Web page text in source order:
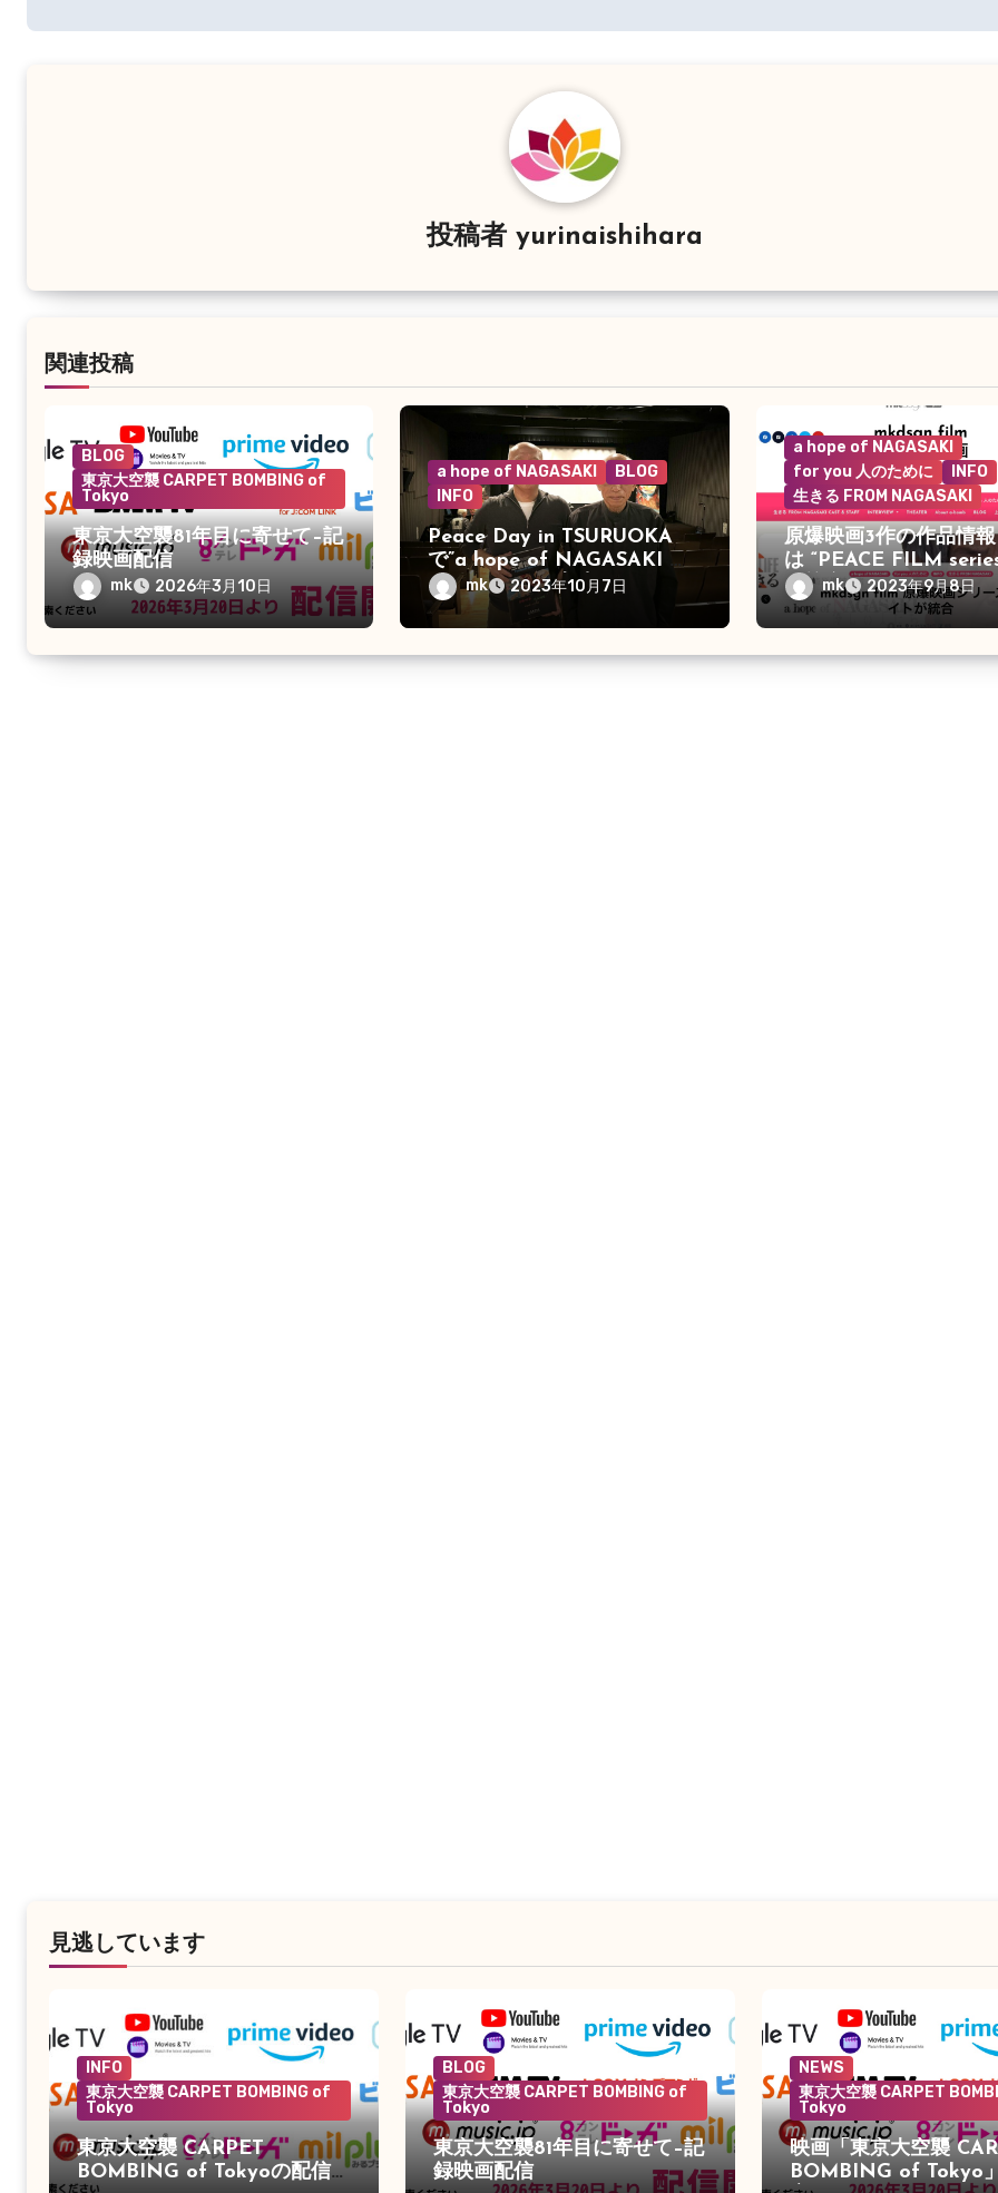
ナ
投稿者 yurinaishihara
関連投稿
BLOG
東京大空襲 CARPET BOMBING of
Tokyo
東京大空襲81年目に寄せて–記
録映画配信
mk 2026年3月10日
a hope of NAGASAKI
BLOG
INFO
Peace Day in TSURUOKA
で”a hope of NAGASAKI 優
しい人たち”が上映
mk 2023年10月7日
a hope of NAGASAKI
for you 人のために
INFO
生きる FROM NAGASAKI
原爆映画3作の作品情報
は “PEACE FILM
て統合
mk 2023年9月8日
見逃しています
INFO
東京大空襲 CARPET BOMBING of
Tokyo
東京大空襲 CARPET
BOMBING of Tokyoの配信が
BLOG
東京大空襲 CARPET BOMBING of
Tokyo
東京大空襲81年目に寄せて–記
録映画配信
NEWS
東京大空襲 CARPET
Tokyo
映画「東京大空襲
BOMBING of Tokyo